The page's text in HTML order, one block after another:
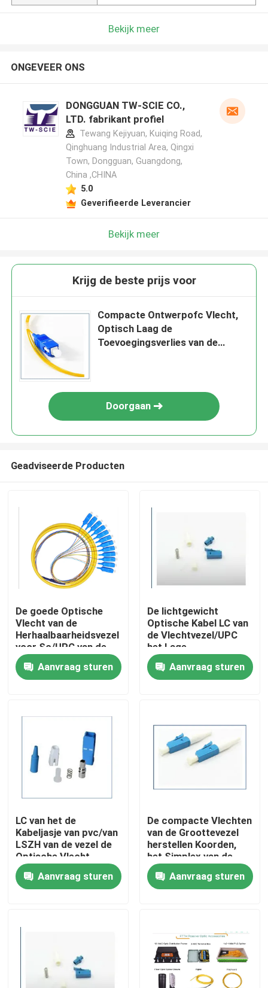
Huis
Producten
Ongeveer ons
Fabrieksreis
Contacteer ons
Verzoek om een Citaat
Vezel optische kabel
Bekijk meer
ONGEVEER ONS
DONGGUAN TW-SCIE CO.,
LTD. fabrikant profiel
Tewang Kejiyuan, Kuiqing Road,
Qinghuang Industrial Area, Qingxi
Town, Dongguan, Guangdong,
China ,CHINA
5.0
Geverifieerde Leverancier
Bekijk meer
Krijg de beste prijs voor
Compacte Ontwerpofc Vlecht,
Optisch Laag de
Toevoegingsverlies van de
Doorgaan
Geadviseerde Producten
De goede Optische
Vlecht van de
Herhaalbaarheidsvezel
voor Sc/UPC van de
Optische
Kabelschakelaar
Aanvraag sturen
De lichtgewicht
Optische Kabel LC van
de Vlechtvezel/UPC
het Lage
Achterbezinning
Voorkomen
Aanvraag sturen
LC van het de
Kabeljasje van pvc/van
LSZH van de vezel de
Optische Vlecht
Uitstekende
Mechanische
Duurzaamheid
Aanvraag sturen
De compacte Vlechten
van de Groottevezel
herstellen Koorden,
het Simplex van de
Optische
Vezelvlecht/Duplex
Aanvraag sturen